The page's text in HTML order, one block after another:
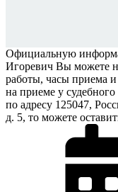
Официальную
Игоревич Вы можете
работы, часы приема
на приеме у
по адресу 125047,
д. 5, то можете